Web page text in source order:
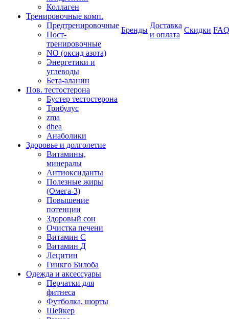
Коллаген
Тренировочные комп.
Предтренировочные
Пост-
тренировочные
NO (оксид азота)
Энергетики и
углеводы
Бета-аланин
Пов. тестостерона
Бустер тестостерона
Трибулус
zma
dhea
Анаболики
Здоровье и долголетие
Витамины,
минералы
Антиоксиданты
Полезные жиры
(Омега-3)
Повышение
потенции
Здоровый сон
Очистка печени
Витамин С
Витамин Д
Лецитин
Гинкго Билоба
Одежда и аксессуары
Перчатки для
фитнеса
Футболка, шорты
Шейкер
Бренды
Доставка
и оплата
Скидки FAQ